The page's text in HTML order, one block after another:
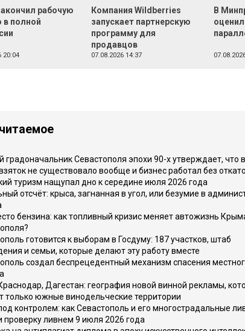
рабочую
в полной
20:04
Компания Wildberries
запускает партнерскую
программу для
продавцов
07.08.2026 14:37
В
градоначальник Севастополя эпохи 90-х утверждает, что
не существовало вообще и бизнес работал без
туризм нащупал дно к середине июля 2026 года
отсчёт: крыса, загнанная в угол, или безумие в
бензина: как топливный кризис меняет автожизнь
готовится к выборам в Госдуму: 187 участков, штаб
и семьи, которые делают эту работу вместе
создал беспрецедентный механизм спасения
Дагестан: география новой винной рекламы,
только южные винодельческие территории
контролем: как Севастополь и его многострадальные
проверку ливнем 9 июля 2026 года